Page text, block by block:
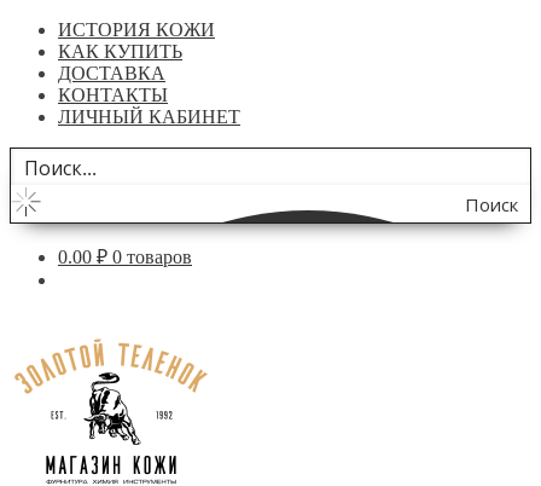
ИСТОРИЯ КОЖИ
КАК КУПИТЬ
ДОСТАВКА
КОНТАКТЫ
ЛИЧНЫЙ КАБИНЕТ
Поиск
по
0.00 ₽ 0 товаров
навигации
содержимому